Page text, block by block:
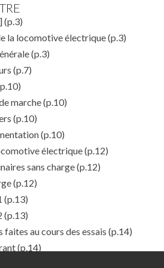
(p.3)
la locomotive électrique(p.3)
(p.3)
(p.7)
marche(p.10)
(p.10)
(p.10)
électrique(p.12)
sans charge(p.12)
(p.12)
(p.13)
(p.13)
au cours des essais (p.14)
(p.14)